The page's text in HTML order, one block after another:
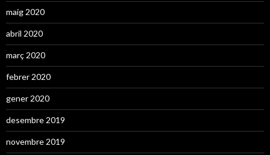
maig 2020
abril 2020
març 2020
febrer 2020
gener 2020
desembre 2019
novembre 2019